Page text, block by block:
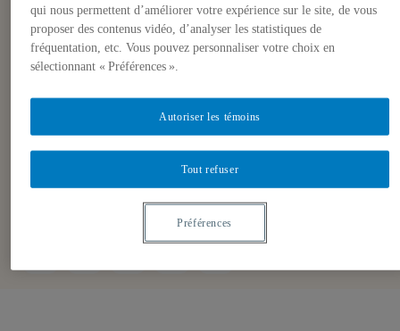
LIEU: Local A-1715, Pavillon
Hubert-Aquin
conseiller politique au Cabinet du
Chef du Bloc Québécois
qui nous permettent d’améliorer votre expérience sur le site, de vous
proposer des contenus vidéo, d’analyser les statistiques de
fréquentation, etc. Vous pouvez personnaliser votre choix en
sélectionnant « Préférences ».
Tout refuser
Autoriser les témoins
Préférences